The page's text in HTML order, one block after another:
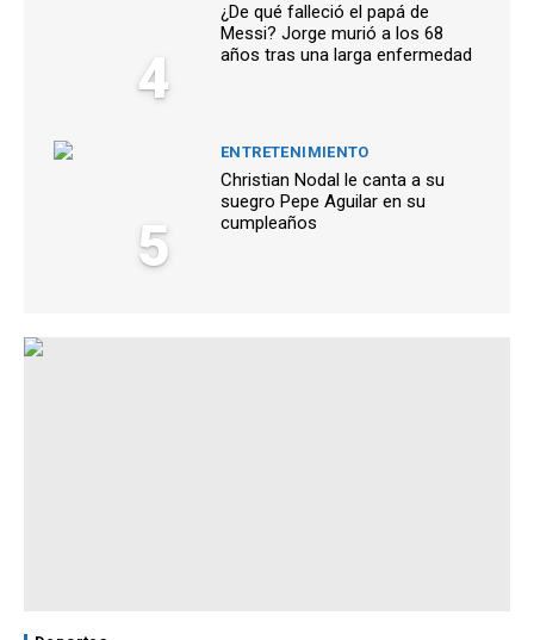
4
¿De qué falleció el papá de
Messi? Jorge murió a los 68
años tras una larga enfermedad
5
ENTRETENIMIENTO
Christian Nodal le canta a su
suegro Pepe Aguilar en su
cumpleaños